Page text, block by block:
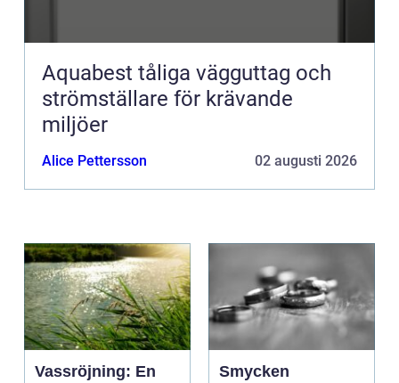
Aquabest tåliga vägguttag och
strömställare för krävande
miljöer
Alice Pettersson 02 augusti 2026
Vassröjning: En
Smycken